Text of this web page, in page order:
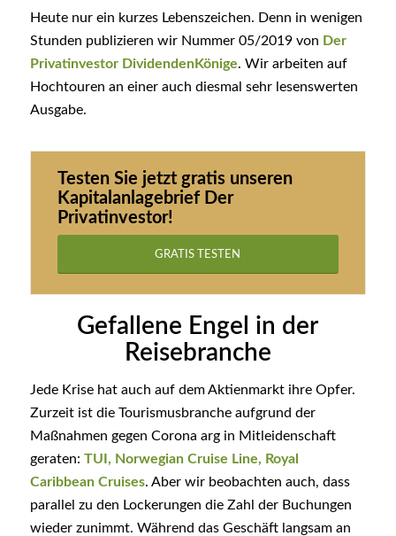
Heute nur ein kurzes Lebenszeichen. Denn in wenigen
Stunden publizieren wir Nummer 05/2019 von Der
Privatinvestor DividendenKönige. Wir arbeiten auf
Hochtouren an einer auch diesmal sehr lesenswerten
Ausgabe.
Testen Sie jetzt gratis unseren
Kapitalanlagebrief Der
Privatinvestor!
GRATIS TESTEN
Gefallene Engel in der
Reisebranche
Jede Krise hat auch auf dem Aktienmarkt ihre Opfer.
Zurzeit ist die Tourismusbranche aufgrund der
Maßnahmen gegen Corona arg in Mitleidenschaft
geraten: TUI, Norwegian Cruise Line, Royal
Caribbean Cruises. Aber wir beobachten auch, dass
parallel zu den Lockerungen die Zahl der Buchungen
wieder zunimmt. Während das Geschäft langsam an